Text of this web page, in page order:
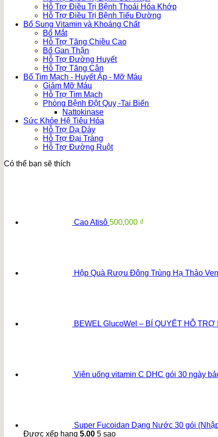
Hỗ Trợ Điều Trị Bệnh Thoái Hóa Khớp
Hỗ Trợ Điều Trị Bệnh Tiểu Đường
Bổ Sung Vitamin và Khoáng Chất
Bổ Mắt
Hỗ Trợ Tăng Chiều Cao
Bổ Gan Thận
Hỗ Trợ Đường Huyết
Hỗ Trợ Tăng Cân
Bổ Tim Mạch - Huyết Áp - Mỡ Máu
Giảm Mỡ Máu
Hỗ Trợ Tim Mạch
Phòng Bệnh Đột Quỵ -Tai Biến
Nattokinase
Sức Khỏe Hệ Tiêu Hóa
Hỗ Trợ Dạ Dày
Hỗ Trợ Đại Tràng
Hỗ Trợ Đường Ruột
Có thể bạn sẽ thích
Cao Atisô 500,000 ₫
Hộp Quà Rượu Đông Trùng Hạ Thảo
BEWEL GlucoWel – BÍ QUYẾT HỖ
Viên uống vitamin C DHC gói 30 ngày
Super Fucoidan Dạng Nước 30 gói
Được xếp hạng 5.00 5 sao